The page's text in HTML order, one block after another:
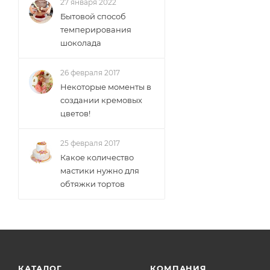
27 января 2022
Бытовой способ
темперирования
шоколада
26 февраля 2017
Некоторые моменты в
создании кремовых
цветов!
25 февраля 2017
Какое количество
мастики нужно для
обтяжки тортов